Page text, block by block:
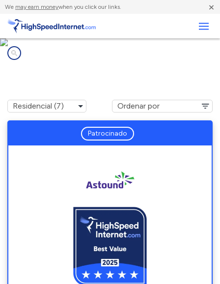
We may earn moneywhen you click our links. ×
Patrocinado